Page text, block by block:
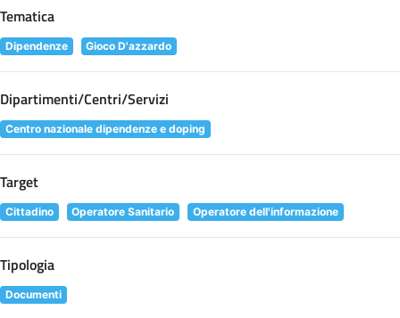
Tematica
Dipendenze Gioco D'azzardo
Dipartimenti/Centri/Servizi
Centro nazionale dipendenze e doping
Target
Cittadino Operatore Sanitario Operatore dell'informazione
Tipologia
Documenti